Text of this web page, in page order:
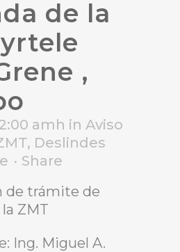
de la
,
amh in Aviso
, Deslindes
Share
de trámite de
ZMT
Ing. Miguel A.